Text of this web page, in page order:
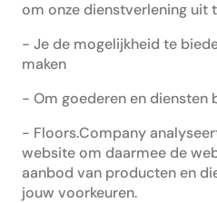
om onze dienstverlening uit
- Je de mogelijkheid te
maken
- Om goederen en diensten
- Floors.Company
website om daarmee de
aanbod van producten en
jouw voorkeuren.